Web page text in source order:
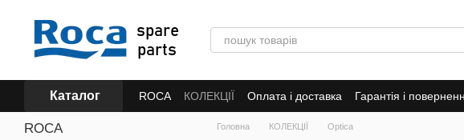
Каталог ROCA КОЛЕКЦІЇ Оплата і доставка Гарантія і
Головна КОЛЕКЦІЇ Optica
ROCA